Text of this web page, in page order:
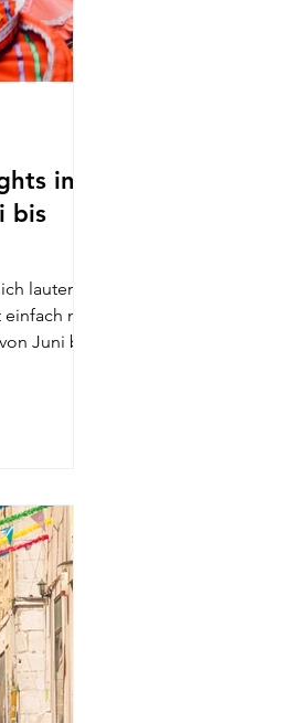
in
bis
lauter als
nur
Juni bis
die
die